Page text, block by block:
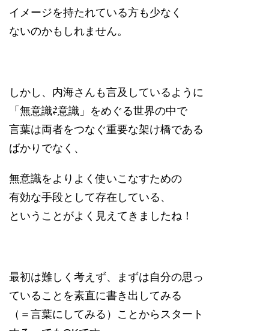
イメージを持たれている方も少なく
ないのかもしれません。
しかし、内海さんも言及しているように
「無意識⇄意識」をめぐる世界の中で
言葉は両者をつなぐ重要な架け橋である
ばかりでなく、
無意識をよりよく使いこなすための
有効な手段として存在している、
ということがよく見えてきましたね！
最初は難しく考えず、まずは自分の思っ
ていることを素直に書き出してみる
（＝言葉にしてみる）ことからスタート